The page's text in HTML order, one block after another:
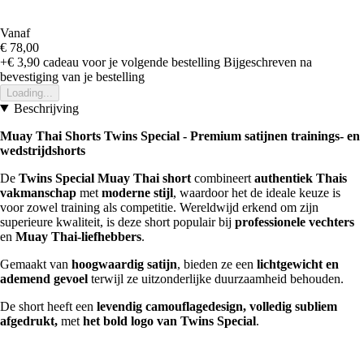
Vanaf
€ 78,00
+€ 3,90 cadeau voor je volgende bestelling Bijgeschreven na
bevestiging van je bestelling
Loading...
Beschrijving
Muay Thai Shorts Twins Special - Premium satijnen trainings- en
wedstrijdshorts
De Twins Special Muay Thai short combineert authentiek Thais
vakmanschap met moderne stijl, waardoor het de ideale keuze is
voor zowel training als competitie. Wereldwijd erkend om zijn
superieure kwaliteit, is deze short populair bij professionele vechters
en Muay Thai-liefhebbers.
Gemaakt van hoogwaardig satijn, bieden ze een lichtgewicht en
ademend gevoel terwijl ze uitzonderlijke duurzaamheid behouden.
De short heeft een levendig camouflagedesign, volledig subliem
afgedrukt, met het bold logo van Twins Special.